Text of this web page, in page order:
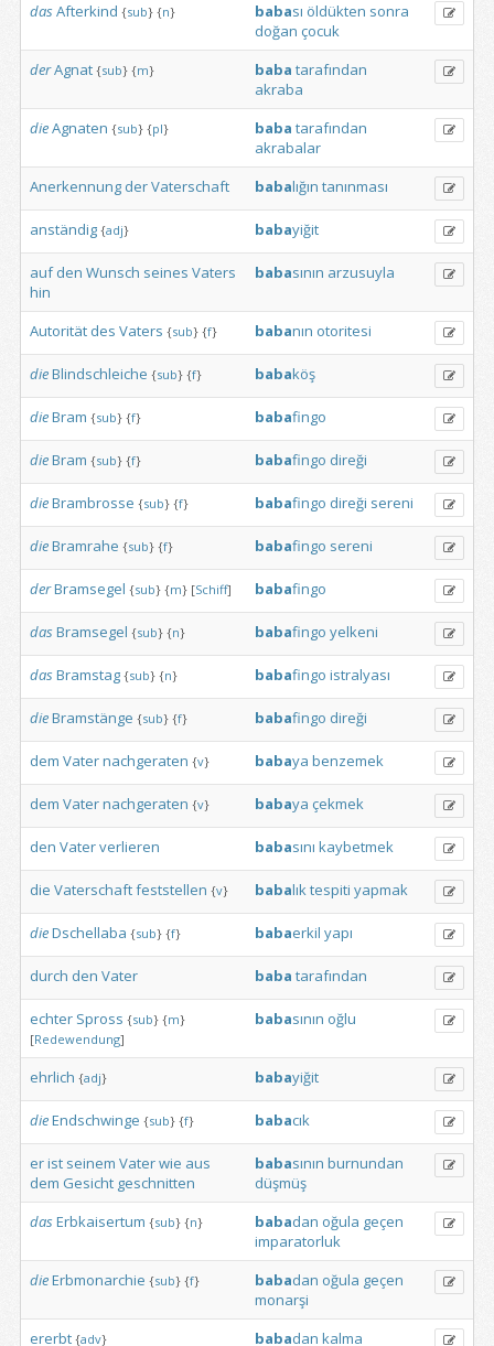
dasAfterkind {sub} {n} babası öldükten sonra
doğan çocuk
derAgnat {sub} {m} baba tarafından
akraba
dieAgnaten {sub} {pl} baba tarafından
akrabalar
Anerkennung derVaterschaft babalığın tanınması
anständig {adj} babayiğit
auf den Wunsch seines Vaters
hin
babasının arzusuyla
Autorität des Vaters {sub} {f} babanın otoritesi
dieBlindschleiche {sub} {f} babaköş
dieBram {sub} {f} babafingo
dieBram {sub} {f} babafingo direği
dieBrambrosse {sub} {f} babafingo direği sereni
dieBramrahe {sub} {f} babafingo sereni
derBramsegel {sub} {m} [Schiff] babafingo
dasBramsegel {sub} {n} babafingo yelkeni
dasBramstag {sub} {n} babafingo istralyası
dieBramstänge {sub} {f} babafingo direği
dem Vaternachgeraten {v} babaya benzemek
dem Vaternachgeraten {v} babaya çekmek
den Vaterverlieren babasını kaybetmek
die Vaterschaftfeststellen {v} babalıktespiti yapmak
dieDschellaba {sub} {f} babaerkil yapı
durch den Vater baba tarafından
echter Spross {sub} {m}
[Redewendung]
babasının oğlu
ehrlich {adj} babayiğit
dieEndschwinge {sub} {f} babacık
erist seinem Vaterwie aus
dem Gesicht geschnitten
babasının burnundan
düşmüş
dasErbkaisertum {sub} {n} babadan oğula geçen
imparatorluk
dieErbmonarchie {sub} {f} babadan oğula geçen
monarşi
ererbt {adv} babadan kalma